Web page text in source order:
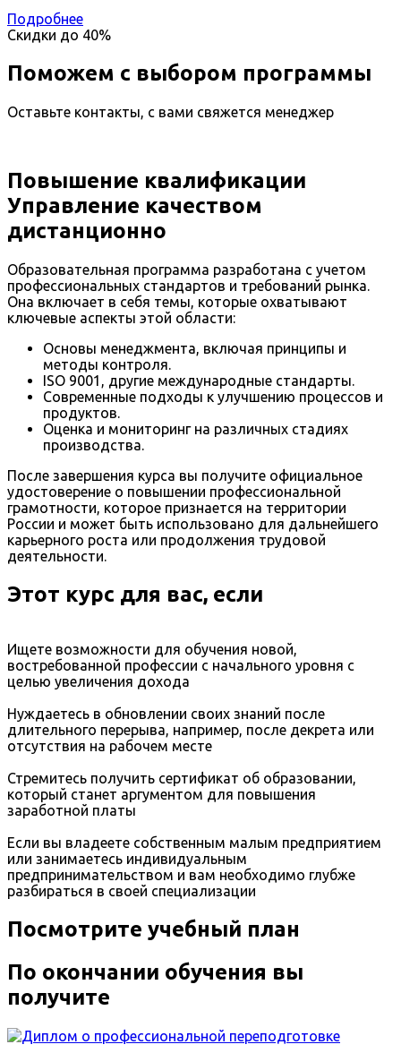
Подробнее
Скидки до 40%
Поможем с выбором программы
Оставьте контакты, с вами свяжется менеджер
Повышение квалификации
Управление качеством
дистанционно
Образовательная программа разработана с учетом
профессиональных стандартов и требований рынка.
Она включает в себя темы, которые охватывают
ключевые аспекты этой области:
Основы менеджмента, включая принципы и
методы контроля.
ISO 9001, другие международные стандарты.
Современные подходы к улучшению процессов и
продуктов.
Оценка и мониторинг на различных стадиях
производства.
После завершения курса вы получите официальное
удостоверение о повышении профессиональной
грамотности, которое признается на территории
России и может быть использовано для дальнейшего
карьерного роста или продолжения трудовой
деятельности.
Этот курс для вас, если
Ищете возможности для обучения новой,
востребованной профессии с начального уровня с
целью увеличения дохода
Нуждаетесь в обновлении своих знаний после
длительного перерыва, например, после декрета или
отсутствия на рабочем месте
Стремитесь получить сертификат об образовании,
который станет аргументом для повышения
заработной платы
Если вы владеете собственным малым предприятием
или занимаетесь индивидуальным
предпринимательством и вам необходимо глубже
разбираться в своей специализации
Посмотрите учебный план
По окончании обучения вы
получите